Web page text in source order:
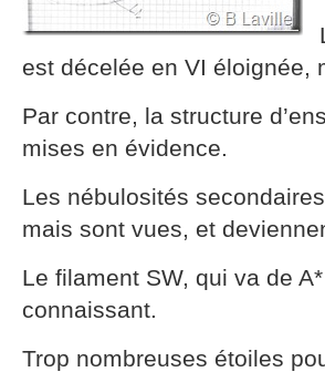
est décelée en VI éloignée,
Par contre, la structure
mises en évidence.
Les nébulosités
mais sont vues, et
Le filament SW, qui va de
connaissant.
Trop nombreuses étoiles